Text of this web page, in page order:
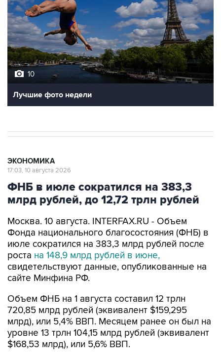
10
Лучшие фото недели
ЭКОНОМИКА
17:03, 10 августа 2026
ФНБ в июле сократился на 383,3
млрд рублей, до 12,72 трлн рублей
Москва. 10 августа. INTERFAX.RU - Объем
Фонда национального благосостояния (ФНБ) в
июле сократился на 383,3 млрд рублей после
роста на 148,9 млрд рублей в июне,
свидетельствуют данные, опубликованные на
сайте Минфина РФ.
Объем ФНБ на 1 августа составил 12 трлн
720,85 млрд рублей (эквивалент $159,295
млрд), или 5,4% ВВП. Месяцем ранее он был на
уровне 13 трлн 104,15 млрд рублей (эквивалент
$168,53 млрд), или 5,6% ВВП.